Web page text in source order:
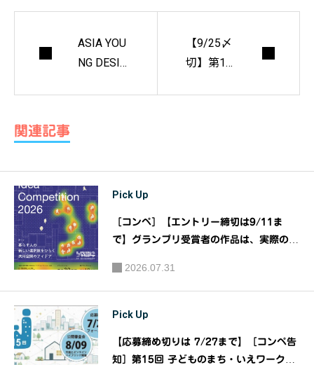
ASIA YOU
NG DESIG
【9/25〆
切】第14
関連記事
Pick Up
［コンペ］【エントリー締切は9/11ま
で】グランプリ受賞者の作品は、実際の物
URBANEXアイデアコンペティション20
26』｜主催：大阪ガス都市開発株式会社
2026.07.31
Pick Up
【応募締め切りは 7/27まで】［コンペ告
知］第15回 子どものまち・いえワークシ